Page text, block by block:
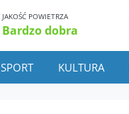
JAKOŚĆ POWIETRZA
Bardzo dobra
SPORT KULTURA